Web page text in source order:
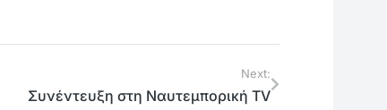
Next:
Συνέντευξη στη Ναυτεμπορική TV